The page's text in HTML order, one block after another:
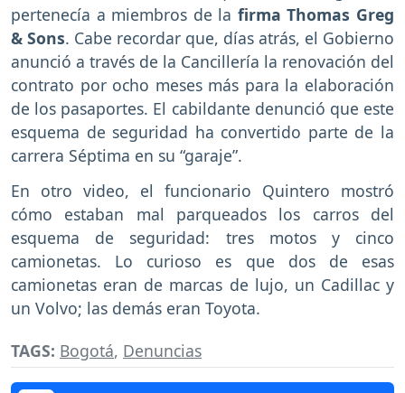
pertenecía a miembros de la firma Thomas Greg
& Sons. Cabe recordar que, días atrás, el Gobierno
anunció a través de la Cancillería la renovación del
contrato por ocho meses más para la elaboración
de los pasaportes. El cabildante denunció que este
esquema de seguridad ha convertido parte de la
carrera Séptima en su “garaje”.
En otro video, el funcionario Quintero mostró
cómo estaban mal parqueados los carros del
esquema de seguridad: tres motos y cinco
camionetas. Lo curioso es que dos de esas
camionetas eran de marcas de lujo, un Cadillac y
un Volvo; las demás eran Toyota.
TAGS: Bogotá, Denuncias